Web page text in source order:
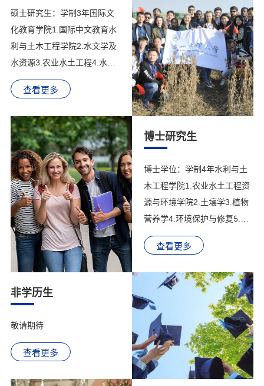
设高校。学校下设17个学院和
1个教学部，具备培养学士、
硕士、博士及博士后的完整教
育体系，现有10个博士后科研
流动站，2个博士后科研工作
站；12个博士学位授权一级学
科点，21个...
硕士研究生：学制3年国际文
化教育学院1.国际中文教育水
利与土木工程学院2.水文学及
水资源3.农业水土工程4.水利
水电工程资源与环境学院5.土
壤学6.植物营养学7.环境保护
9.资源环境微生物学农学院10.
作物栽培学与耕作学11.作物
遗传育种植物保护学院12.植
物病理学13.农业昆虫与害虫
防治14.农药学园艺园林学院
15.蔬菜学动物科学技术学院
16.动物遗传育种与繁殖17.动
物营养与饲料科学18.动物生
产19.水生动物...
查看更多
博士研究生
博士学位：学制4年水利与土
木工程学院1.农业水土工程资
源与环境学院2.土壤学3.植物
营养学4.环境保护与修复5.农
业生态与气候变化6.资源环境
微生物学农学院7.作物栽培学
园林学院9.园艺学（授课语
言：中文/英文）动物科学技术
学院10.动物遗传育种与繁殖
11.动物营养与饲料科学12.水
生动物保护与生产13.动物生
产学14.草学动物医学学院15.
查看更多
非学历生
敬请期待
查看更多